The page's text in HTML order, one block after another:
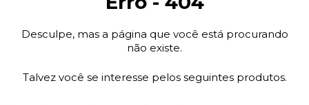
Desculpe, mas a página que você está procurando
não existe.
Talvez você se interesse pelos seguintes produtos.